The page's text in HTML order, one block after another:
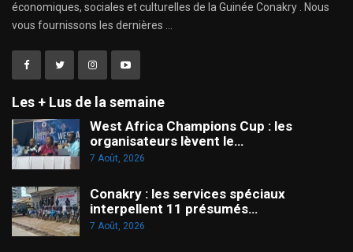
économiques, sociales et culturelles de la Guinée Conakry . Nous
vous fournissons les dernières ...
Les + Lus de la semaine
West Africa Champions Cup : les
organisateurs lèvent le…
7 Août, 2026
Conakry : les services spéciaux
interpellent 11 présumés…
7 Août, 2026